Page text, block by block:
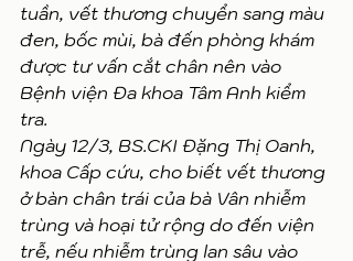
tuần, vết thương chuyển sang màu
đen, bốc mùi, bà đến phòng khám
được tư vấn cắt chân nên vào
Bệnh viện Đa khoa Tâm Anh kiểm
tra.
Ngày 12/3, BS.CKI Đặng Thị Oanh,
khoa Cấp cứu, cho biết vết thương
ở bàn chân trái của bà Vân nhiễm
trùng và hoại tử rộng do đến viện
trễ, nếu nhiễm trùng lan sâu vào